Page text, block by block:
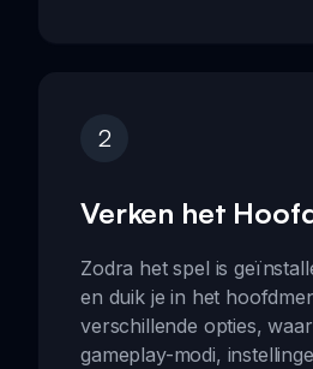
2
Verken het
Zodra het spel is
en duik je in het
verschillende opties,
gameplay-modi,